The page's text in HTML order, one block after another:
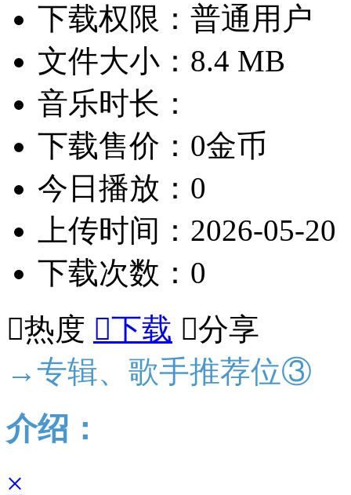
下载权限：普通用户
文件大小：8.4 MB
音乐时长：
下载售价：0金币
今日播放：0
上传时间：2026-05-20
下载次数：0
热度 下载 分享
→专辑、歌手推荐位③
介绍：
×